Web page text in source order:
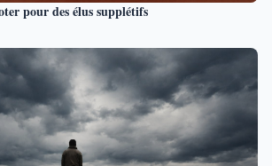
pour des élus supplétifs